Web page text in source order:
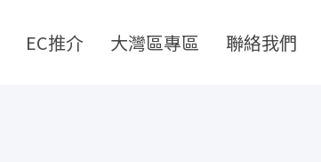
EC推介 大灣區專區 聯絡我們